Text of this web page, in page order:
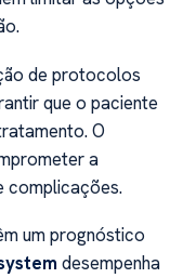
de protocolos
que o paciente
O
a
complicações.
um prognóstico
desempenha